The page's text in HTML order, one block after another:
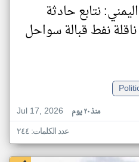
نتابع حادثة
نفط قبالة سواحل
Jul 17, 2026
منذ ٢٠ يوم
عدد الكلمات: ٢٤٤